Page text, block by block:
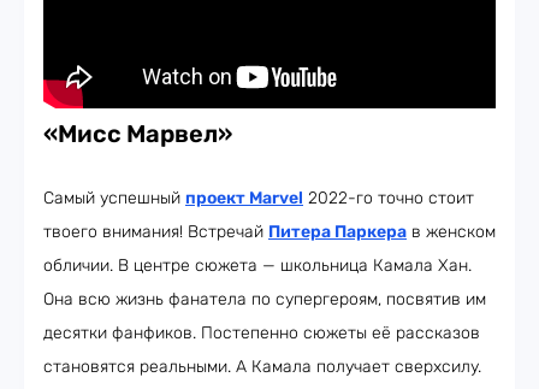
«Мисс Марвел»
Самый успешный проект Marvel 2022-го точно стоит
твоего внимания! Встречай Питера Паркера в женском
обличии. В центре сюжета — школьница Камала Хан.
Она всю жизнь фанатела по супергероям, посвятив им
десятки фанфиков. Постепенно сюжеты её рассказов
становятся реальными. А Камала получает сверхсилу.